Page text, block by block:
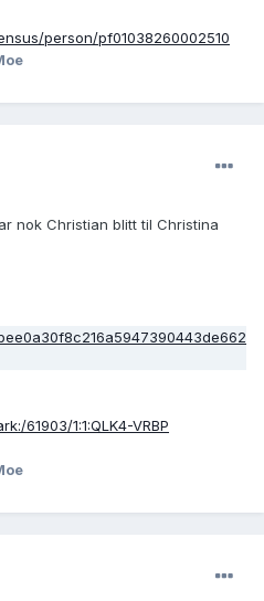
person/pf01038260002510
nok Christian blitt til Christina
61903/1:1:QLK4-VRBP